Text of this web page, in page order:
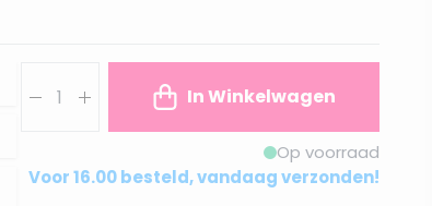
In Winkelwagen
Op voorraad
Voor 16.00 besteld, vandaag verzonden!